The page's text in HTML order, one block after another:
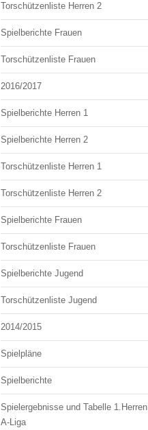
Torschützenliste Herren 2
Spielberichte Frauen
Torschützenliste Frauen
2016/2017
Spielberichte Herren 1
Spielberichte Herren 2
Torschützenliste Herren 1
Torschützenliste Herren 2
Spielberichte Frauen
Torschützenliste Frauen
Spielberichte Jugend
Torschützenliste Jugend
2014/2015
Spielpläne
Spielberichte
Spielergebnisse und Tabelle 1.Herren
A-Liga